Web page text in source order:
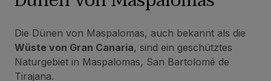
Die Dünen von Maspalomas, auch bekannt als die
Wüste von Gran Canaria, sind ein geschütztes
Naturgebiet in Maspalomas, San Bartolomé de
Tirajana.